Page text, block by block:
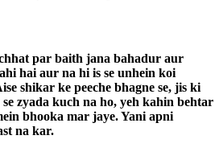
par baith jana bahadur aur
hai aur na hi is se unhein koi
shikar ke peeche bhagne se, jis ki
zyada kuch na ho, yeh kahin behtar
bhooka mar jaye. Yani apni
na kar.